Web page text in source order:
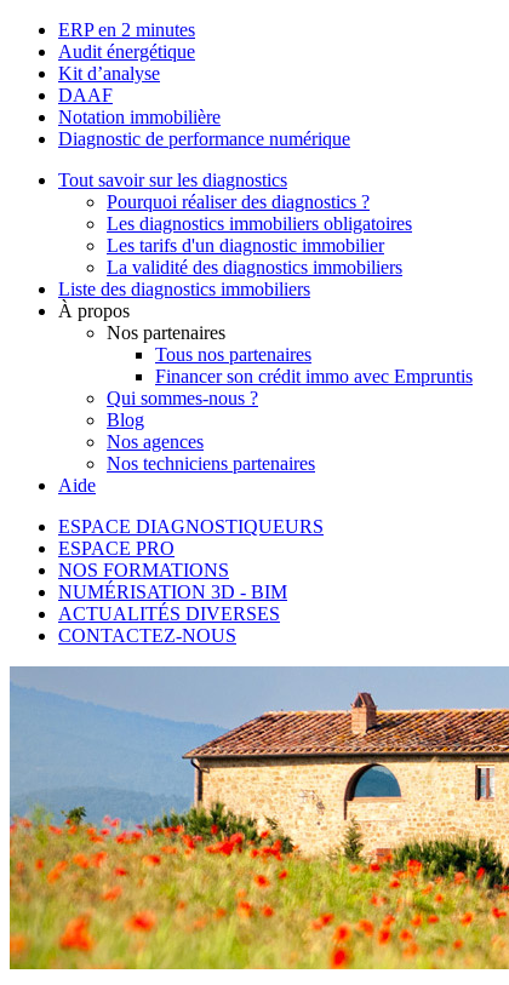
ERP en 2 minutes
Audit énergétique
Kit d’analyse
DAAF
Notation immobilière
Diagnostic de performance numérique
Tout savoir sur les diagnostics
Pourquoi réaliser des diagnostics ?
Les diagnostics immobiliers obligatoires
Les tarifs d'un diagnostic immobilier
La validité des diagnostics immobiliers
Liste des diagnostics immobiliers
À propos
Nos partenaires
Tous nos partenaires
Financer son crédit immo avec Empruntis
Qui sommes-nous ?
Blog
Nos agences
Nos techniciens partenaires
Aide
ESPACE DIAGNOSTIQUEURS
ESPACE PRO
NOS FORMATIONS
NUMÉRISATION 3D - BIM
ACTUALITÉS DIVERSES
CONTACTEZ-NOUS